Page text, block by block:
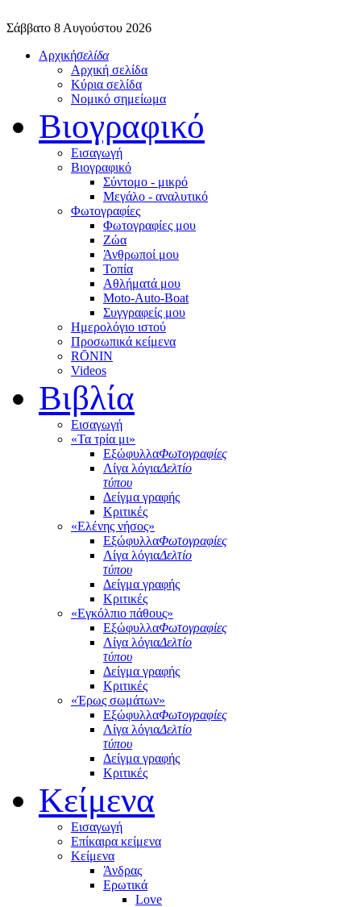
Σάββατο 8 Αυγούστου 2026
Αρχικήσελίδα
Αρχική σελίδα
Κύρια σελίδα
Νομικό σημείωμα
Βιογραφικό
Εισαγωγή
Βιογραφικό
Σύντομο - μικρό
Μεγάλο - αναλυτικό
Φωτογραφίες
Φωτογραφίες μου
Ζώα
Άνθρωποί μου
Τοπία
Αθλήματά μου
Moto-Auto-Boat
Συγγραφείς μου
Ημερολόγιο ιστού
Προσωπικά κείμενα
RŌNIN
Videos
Βιβλία
Εισαγωγή
«Τα τρία μι»
ΕξώφυλλαΦωτογραφίες
Λίγα λόγιαΔελτίο
τύπου
Δείγμα γραφής
Κριτικές
«Ελένης νήσος»
ΕξώφυλλαΦωτογραφίες
Λίγα λόγιαΔελτίο
τύπου
Δείγμα γραφής
Κριτικές
«Εγκόλπιο πάθους»
ΕξώφυλλαΦωτογραφίες
Λίγα λόγιαΔελτίο
τύπου
Δείγμα γραφής
Κριτικές
«Έρως σωμάτων»
ΕξώφυλλαΦωτογραφίες
Λίγα λόγιαΔελτίο
τύπου
Δείγμα γραφής
Κριτικές
Κείμενα
Εισαγωγή
Επίκαιρα κείμενα
Κείμενα
Άνδρας
Ερωτικά
Love